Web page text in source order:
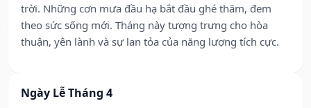
trời. Những cơn mưa đầu hạ bắt đầu ghé thăm, đem
theo sức sống mới. Tháng này tượng trưng cho hòa
thuận, yên lành và sự lan tỏa của năng lượng tích cực.
Ngày Lễ Tháng 4